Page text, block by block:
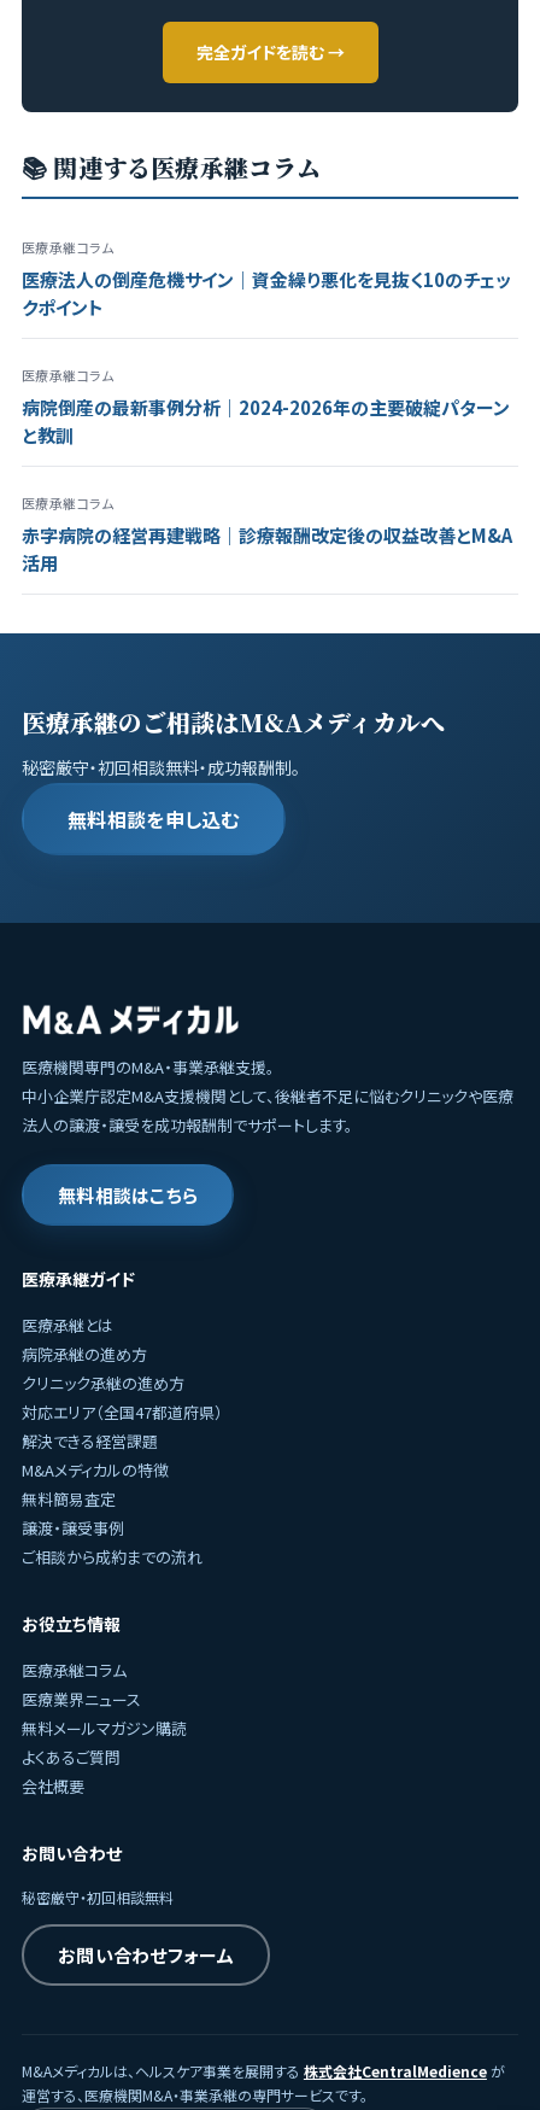
完全ガイドを読む →
📚 関連する医療承継コラム
医療承継コラム
医療法人の倒産危機サイン｜資金繰り悪化を見抜く10のチェッ
クポイント
医療承継コラム
病院倒産の最新事例分析｜2024-2026年の主要破綻パターン
と教訓
医療承継コラム
赤字病院の経営再建戦略｜診療報酬改定後の収益改善とM&A
活用
医療承継のご相談はM&Aメディカルへ
秘密厳守・初回相談無料・成功報酬制。
無料相談を申し込む
医療機関専門のM&A・事業承継支援。
中小企業庁認定M&A支援機関として、後継者不足に悩むクリニックや医療
法人の譲渡・譲受を成功報酬制でサポートします。
無料相談はこちら
医療承継ガイド
医療承継とは
病院承継の進め方
クリニック承継の進め方
対応エリア（全国47都道府県）
解決できる経営課題
M&Aメディカルの特徴
無料簡易査定
譲渡・譲受事例
ご相談から成約までの流れ
お役立ち情報
医療承継コラム
医療業界ニュース
無料メールマガジン購読
よくあるご質問
会社概要
お問い合わせ
秘密厳守・初回相談無料
お問い合わせフォーム
M&Aメディカルは、ヘルスケア事業を展開する 株式会社CentralMedienceが
運営する、医療機関M&A・事業承継の専門サービスです。